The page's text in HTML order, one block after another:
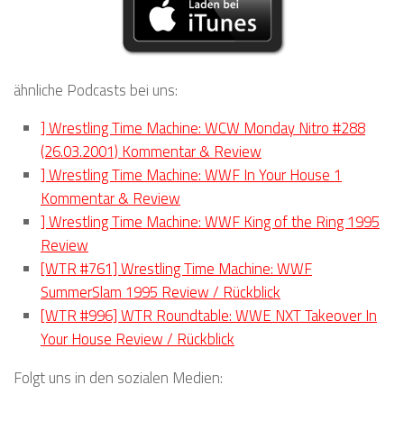
ähnliche Podcasts bei uns:
] Wrestling Time Machine: WCW Monday Nitro #288
(26.03.2001) Kommentar & Review
] Wrestling Time Machine: WWF In Your House 1
Kommentar & Review
] Wrestling Time Machine: WWF King of the Ring 1995
Review
[WTR #761] Wrestling Time Machine: WWF
SummerSlam 1995 Review / Rückblick
[WTR #996] WTR Roundtable: WWE NXT Takeover In
Your House Review / Rückblick
Folgt uns in den sozialen Medien: